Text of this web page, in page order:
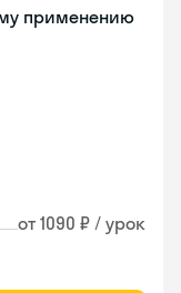
применению
от 1090 ₽ / урок